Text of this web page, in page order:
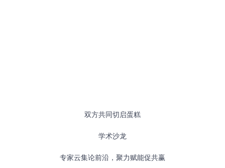
双方共同切启蛋糕
学术沙龙
专家云集论前沿，聚力赋能促共赢